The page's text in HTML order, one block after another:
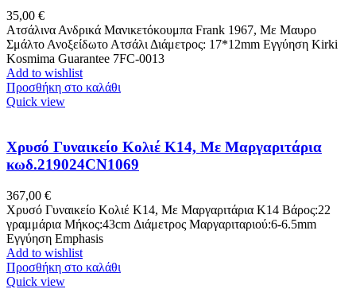
35,00 €
Ατσάλινα Ανδρικά Μανικετόκουμπα Frank 1967, Με Μαυρο
Σμάλτο Ανοξείδωτο Ατσάλι Διάμετρος: 17*12mm Εγγύηση Kirki
Kosmima Guarantee 7FC-0013
Add to wishlist
Προσθήκη στο καλάθι
Quick view
Χρυσό Γυναικείο Κολιέ Κ14, Με Μαργαριτάρια
κωδ.219024CN1069
367,00 €
Χρυσό Γυναικείο Κολιέ Κ14, Με Μαργαριτάρια Κ14 Βάρος:22
γραμμάρια Μήκος:43cm Διάμετρος Μαργαριταριού:6-6.5mm
Εγγύηση Emphasis
Add to wishlist
Προσθήκη στο καλάθι
Quick view